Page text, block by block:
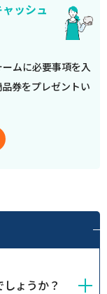
ッシュ
ムに必要事項を入
券をプレゼントい
ょうか？